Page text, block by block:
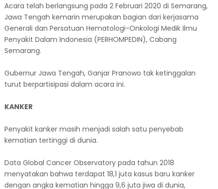
Acara telah berlangsung pada 2 Februari 2020 di Semarang,
Jawa Tengah kemarin merupakan bagian dari kerjasama
Generali dan Persatuan Hematologi-Onkologi Medik Ilmu
Penyakit Dalam Indonesia (PERHOMPEDIN), Cabang
Semarang.
Gubernur Jawa Tengah, Ganjar Pranowo tak ketinggalan
turut berpartisipasi dalam acara ini.
KANKER
Penyakit kanker masih menjadi salah satu penyebab
kematian tertinggi di dunia.
Data Global Cancer Observatory pada tahun 2018
menyatakan bahwa terdapat 18,1 juta kasus baru kanker
dengan angka kematian hingga 9,6 juta jiwa di dunia,